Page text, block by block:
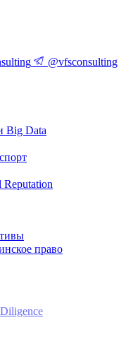
@vfsconsulting
Big Data
Reputation
право